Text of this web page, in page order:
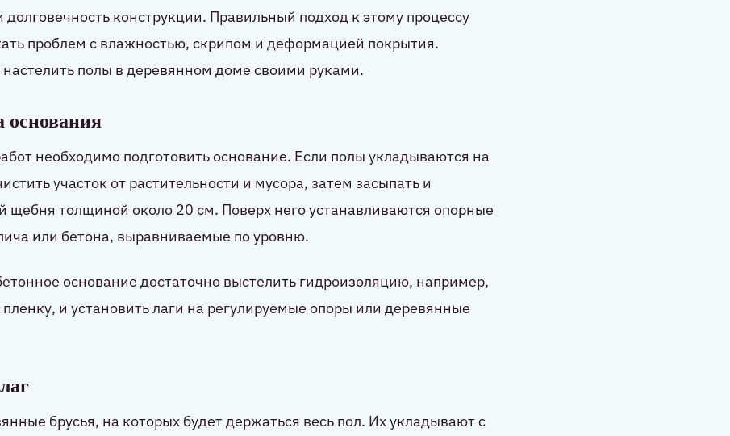
конструкции. Правильный подход к этому процессу
проблем с влажностью, скрипом и деформацией покрытия.
полы в деревянном доме своими руками.
основания
необходимо подготовить основание. Если полы укладываются на
участок от растительности и мусора, затем засыпать и
щебня толщиной около 20 см. Поверх него устанавливаются опорные
или бетона, выравниваемые по уровню.
основание достаточно выстелить гидроизоляцию, например,
и установить лаги на регулируемые опоры или деревянные
брусья, на которых будет держаться весь пол. Их укладывают с